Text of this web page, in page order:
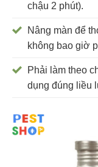
chậu 2 phút).
Nâng màn để
không bao giờ
Phải làm theo
dụng đúng liều